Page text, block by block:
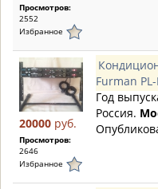
Просмотров:
2552
Избранное
20000 руб.
Просмотров:
2646
Избранное
Furman PL-
Год
Россия.